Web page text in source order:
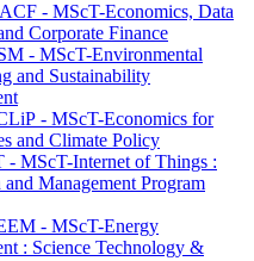
- MScT-Economics, Data
Corporate Finance
- MScT-Environmental
and Sustainability
- MScT-Economics for
and Climate Policy
- MScT-Internet of Things :
Management Program
- MScT-Energy
: Science Technology &